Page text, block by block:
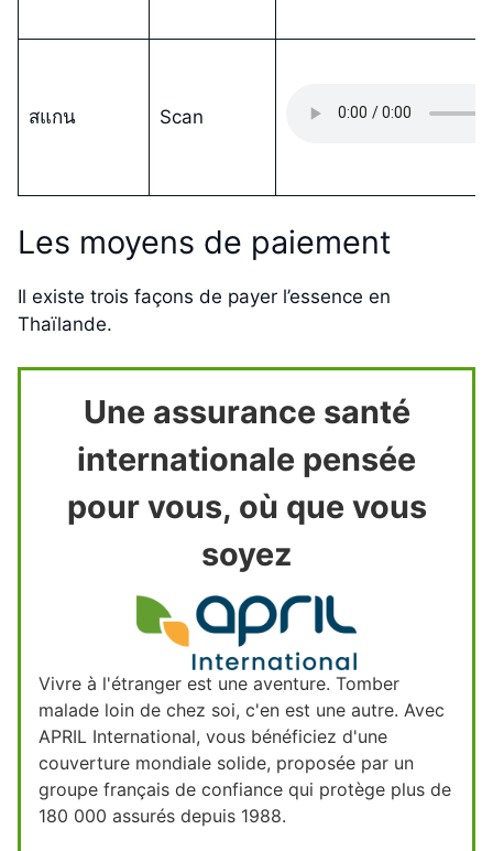
สแกน Scan
Les moyens de paiement
Il existe trois façons de payer l’essence en
Thaïlande.
Une assurance santé
internationale pensée
pour vous, où que vous
soyez
Vivre à l'étranger est une aventure. Tomber
malade loin de chez soi, c'en est une autre. Avec
APRIL International, vous bénéficiez d'une
couverture mondiale solide, proposée par un
groupe français de confiance qui protège plus de
180 000 assurés depuis 1988.